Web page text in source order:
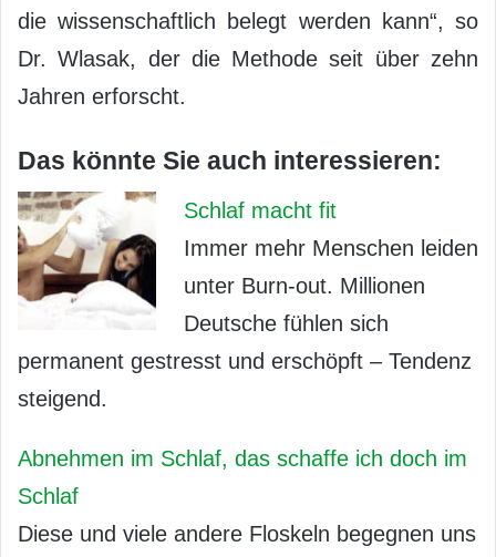
die wissenschaftlich belegt werden kann“, so
Dr. Wlasak, der die Methode seit über zehn
Jahren erforscht.
Das könnte Sie auch interessieren:
Schlaf macht fit
Immer mehr Menschen leiden
unter Burn-out. Millionen
Deutsche fühlen sich
permanent gestresst und erschöpft – Tendenz
steigend.
Abnehmen im Schlaf, das schaffe ich doch im
Schlaf
Diese und viele andere Floskeln begegnen uns